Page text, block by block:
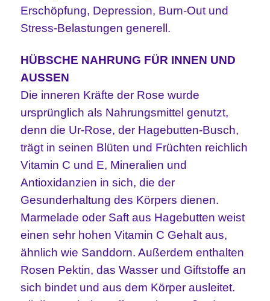
Erschöpfung, Depression, Burn-Out und
Stress-Belastungen generell.
HÜBSCHE NAHRUNG FÜR INNEN UND
AUSSEN
Die inneren Kräfte der Rose wurde
ursprünglich als Nahrungsmittel genutzt,
denn die Ur-Rose, der Hagebutten-Busch,
trägt in seinen Blüten und Früchten reichlich
Vitamin C und E, Mineralien und
Antioxidanzien in sich, die der
Gesunderhaltung des Körpers dienen.
Marmelade oder Saft aus Hagebutten weist
einen sehr hohen Vitamin C Gehalt aus,
ähnlich wie Sanddorn. Außerdem enthalten
Rosen Pektin, das Wasser und Giftstoffe an
sich bindet und aus dem Körper ausleitet.